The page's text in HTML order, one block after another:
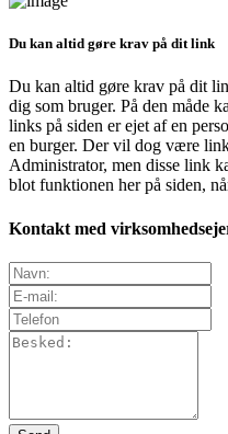
Du kan altid gøre krav på dit link
Du kan altid gøre krav på dit
dig som bruger. På den måde
links på siden er ejet af en
en burger. Der vil dog være
Administrator, men disse link
blot funktionen her på siden,
Kontakt med